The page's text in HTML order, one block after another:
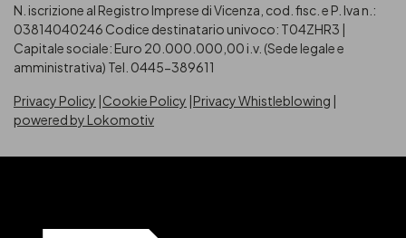
N. iscrizione al Registro Imprese di Vicenza, cod. fisc. e P. Iva n.:
03814040246 Codice destinatario univoco: T04ZHR3 |
Capitale sociale: Euro 20.000.000,00 i.v. (Sede legale e
amministrativa) Tel. 0445-389611
Privacy Policy Cookie Policy Privacy Whistleblowing
powered by Lokomotiv